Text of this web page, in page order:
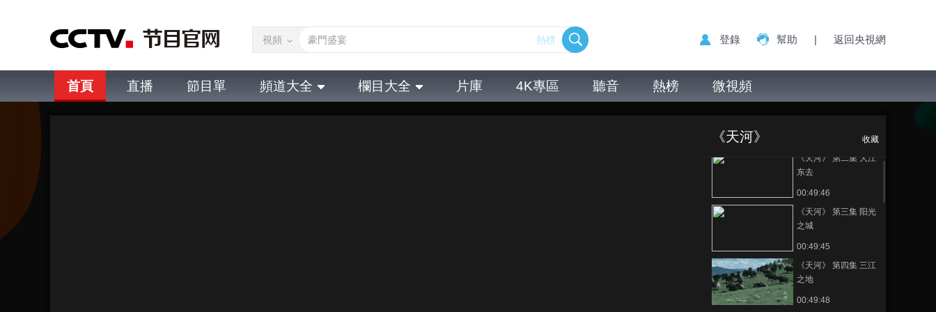
視頻 熱榜 登錄 幫助 | 返回央視網
首頁 直播 節目單 頻道大全 欄目大全 片庫 4K專區 聽音 熱榜 微視頻
《天河》 收藏
《天河》 第一集 源
《天河》 第二集 大江
东去
00:49:46
《天河》 第三集 阳光
之城
00:49:45
《天河》 第四集 三江
之地
00:49:48